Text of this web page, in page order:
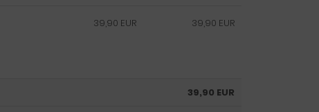
39,90 EUR
39,90 EUR
39,90 EUR